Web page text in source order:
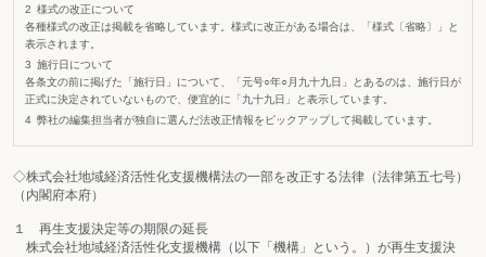
様式の改正について
各種様式の改正は掲載を省略しています。様式に改正がある場合は、「様式〔省略〕」と
表示されます。
施行日について
各条文の前に掲げた「施行日」について、「元号○年○月九十九日」とあるのは、施行日が
正式に決定されていないもので、便宜的に「九十九日」と表示しています。
弊社の編集担当者が独自に選んだ法改正情報をピックアップして掲載しています。
◇株式会社地域経済活性化支援機構法の一部を改正する法律（法律第五七号）
（内閣府本府）
１ 再生支援決定等の期限の延長
株式会社地域経済活性化支援機構（以下「機構」という。）が再生支援決